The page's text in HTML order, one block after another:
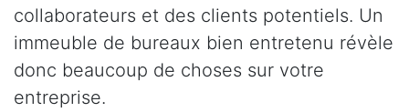
collaborateurs et des clients potentiels. Un
immeuble de bureaux bien entretenu révèle
donc beaucoup de choses sur votre
entreprise.